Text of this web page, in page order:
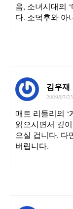
음, 소녀시대의
다. 소덕후와 아
김우재
2009/07/23
매트 리들리의
읽으시면서 깊
으실 겁니다. 다
버립니다.